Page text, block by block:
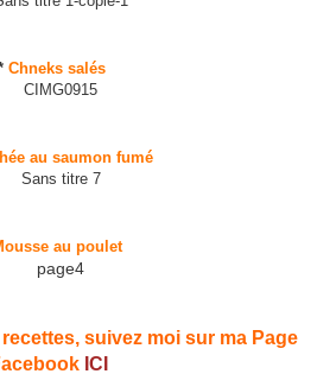
Chneks salés
au saumon fumé
au poulet
suivez moi sur ma Page
ICI